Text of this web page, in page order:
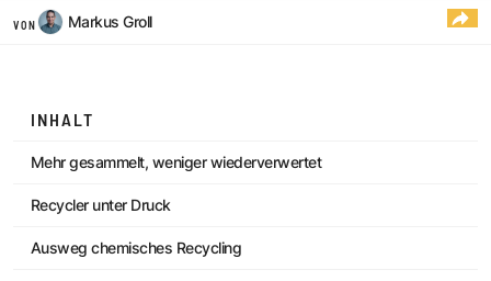
VON Markus Groll
INHALT
Mehr gesammelt, weniger wiederverwertet
Recycler unter Druck
Ausweg chemisches Recycling